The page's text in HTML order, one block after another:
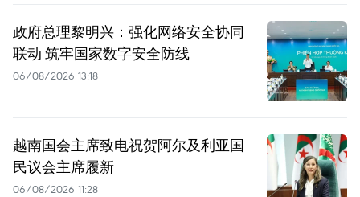
政府总理黎明兴：强化网络安全协同
联动 筑牢国家数字安全防线
06/08/2026 13:18
越南国会主席致电祝贺阿尔及利亚国
民议会主席履新
06/08/2026 11:28